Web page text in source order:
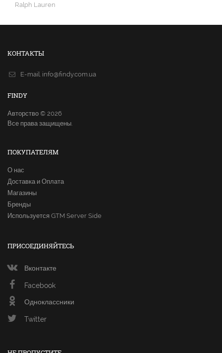
Ralph Lauren
КОНТАКТЫ
E-mail. info@findy.com.ua
FINDY
Авторство © 2026
Все права защищены.
ПОКУПАТЕЛЯМ
О нас
Доставка и Оплата
Магазины
Бренды
Используется GTM Server Side
ПРИСОЕДИНЯЙТЕСЬ
Вконтакте
Facebook
Одноклассники
Twitter